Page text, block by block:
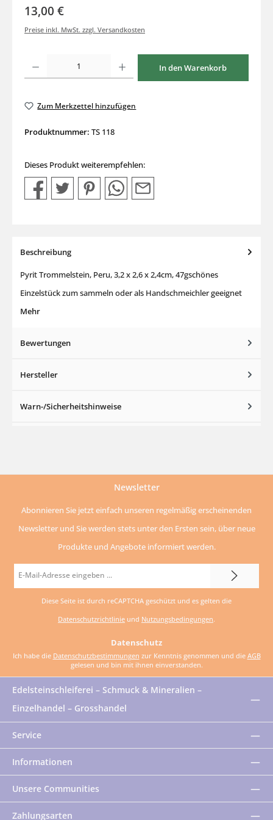
13,00 €
Preise inkl. MwSt. zzgl. Versandkosten
Produkt Anzahl: Gib den gewünschten Wert ein oder benutze die Schaltflächen um
In den Warenkorb
Zum Merkzettel hinzufügen
Produktnummer: TS 118
Dieses Produkt weiterempfehlen:
Beschreibung
Pyrit Trommelstein, Peru, 3,2 x 2,6 x 2,4cm, 47gschönes
Einzelstück zum sammeln oder als Handschmeichler geeignet
Mehr
Bewertungen
Hersteller
Warn-/Sicherheitshinweise
Newsletter
Abonnieren Sie jetzt einfach unseren regelmäßig erscheinenden
Newsletter und Sie werden stets unter den Ersten sein, über neue
Produkte und Angebote informiert werden.
E-
Mail-
Diese Seite ist durch reCAPTCHA geschützt und es gelten die
Datenschutzrichtlinie und Nutzungsbedingungen.
Datenschutz
Ich habe die Datenschutzbestimmungen zur Kenntnis genommen und die AGB
gelesen und bin mit ihnen einverstanden.
Edelsteinschleiferei – Schmuck & Mineralien –
Einzelhandel – Grosshandel
Service
Informationen
Unsere Communities
Zahlungsarten